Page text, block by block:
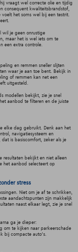
vraagt wel correcte olie en tijdig
consequent kwaliteitsbrandstof,
het soms wel bij een testrit.
wil je geen onrustige
maar het is wel iets om te
een extra controle.
en remmen sneller slijten
waar je aan toe bent. Bekijk in
of remmen kan net een
uitgesteld.
modellen bekijkt, zie je snel
aanbod te filteren en de juiste
elke dag gebruikt. Denk aan het
navigatiesysteem en
is basiscomfort, zeker als je
resultaten bekijkt en niet alleen
het aanbod selecteert op
stress
Niet om je af te schrikken,
aandachtspunten zijn makkelijk
naast elkaar legt, zie je snel
ga je dieper:
om te kijken naar parkeerschade
bij compacte auto's.